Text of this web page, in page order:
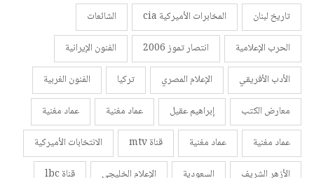
تاريخ لبنان
المخابرات الأميركية cia
الشائعات
الحرب الإعلامية
انتصار تموز 2006
الفنون الإيرانية
الأدب الأفريقي
الإعلام المصري تركيا
الفنون الغربية
معارض الكتب
إبراهيم عقيل عماد مغنية
عماد مغنية
عماد مغنية
عماد مغنية قناة mtv
الانتخابات الأميركية
الأزهر الشريف
السعودية الإعلام الخليجي
قناة lbc